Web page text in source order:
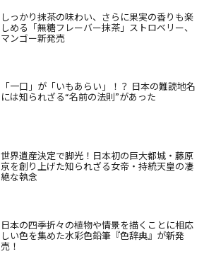
しっかり抹茶の味わい、さらに果実の香りも楽
しめる「無糖フレーバー抹茶」ストロベリー、
マンゴー新発売
「一口」が「いもあらい」！？ 日本の難読地名
には知られざる“名前の法則”があった
世界遺産決定で脚光！日本初の巨大都城・藤原
京を創り上げた知られざる女帝・持統天皇の凄
絶な執念
日本の四季折々の植物や情景を描くことに相応
しい色を集めた水彩色鉛筆『色辞典』が新発
売！